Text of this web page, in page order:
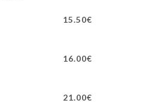
15.50€
16.00€
21.00€